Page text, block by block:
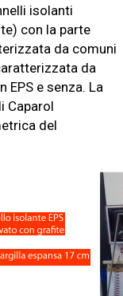
isolanti
con la parte
da comuni
da
EPS e senza. La
Caparol
del